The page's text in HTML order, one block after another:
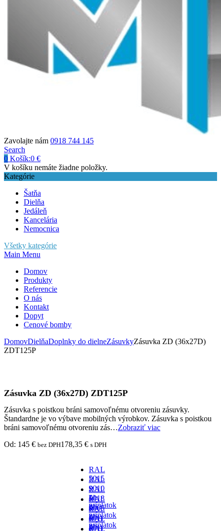
Zavolajte nám 0918 744 145
Search
0 Košík:0 €
V košíku nemáte žiadne položky.
Kategórie
Šatňa
Dielňa
Jedáleň
Kancelária
Nemocnica
Všetky kategórie
Main Menu
Domov
Produkty
Referencie
O nás
Kontakt
Dopyt
Cenové bomby
DomovDielňaDoplnky do dielneZásuvkyZásuvka ZD (36x27D)
ZDT125P
Zásuvka ZD (36x27D) ZDT125P
Zásuvka s poistkou bráni samovoľnému otvoreniu zásuvky.
Štandardne je vo výbave mobilných výrobkov. Zásuvka s poistkou
bráni samovoľnému otvoreniu zás…Zobraziť viac
Od: 145 € bez DPH178,35 € s DPH
RAL
5015
-
za
príplatok
RAL
9010
-
za
príplatok
RAL
5018
-
za
príplatok
RAL
9005
-
za
RAL
6011
-
RAL
8011
RAL